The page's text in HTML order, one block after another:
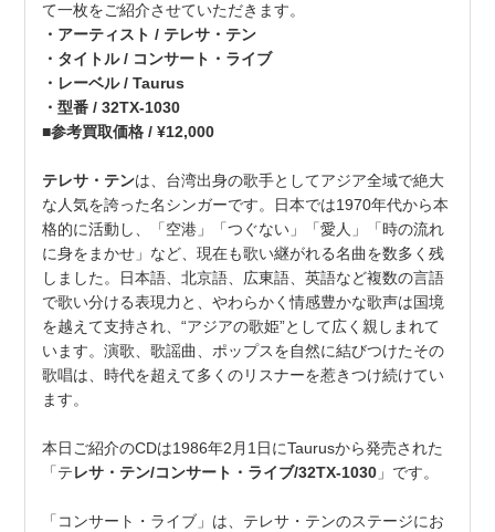
て一枚をご紹介させていただきます。
・アーティスト / テレサ・テン
・タイトル / コンサート・ライブ
・レーベル / Taurus
・型番 / 32TX-1030
■参考買取価格 / ¥12,000
テレサ・テンは、台湾出身の歌手としてアジア全域で絶大
な人気を誇った名シンガーです。日本では1970年代から本
格的に活動し、「空港」「つぐない」「愛人」「時の流れ
に身をまかせ」など、現在も歌い継がれる名曲を数多く残
しました。日本語、北京語、広東語、英語など複数の言語
で歌い分ける表現力と、やわらかく情感豊かな歌声は国境
を越えて支持され、“アジアの歌姫”として広く親しまれて
います。演歌、歌謡曲、ポップスを自然に結びつけたその
歌唱は、時代を超えて多くのリスナーを惹きつけ続けてい
ます。
本日ご紹介のCDは1986年2月1日にTaurusから発売された
「テレサ・テン/コンサート・ライブ/32TX-1030 」です。
「コンサート・ライブ」は、テレサ・テンのステージにお